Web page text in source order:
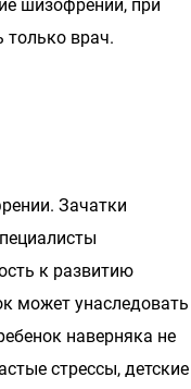
шизофрении, при
только врач.
Зачатки
к развитию
может унаследовать
наверняка не
стрессы, детские